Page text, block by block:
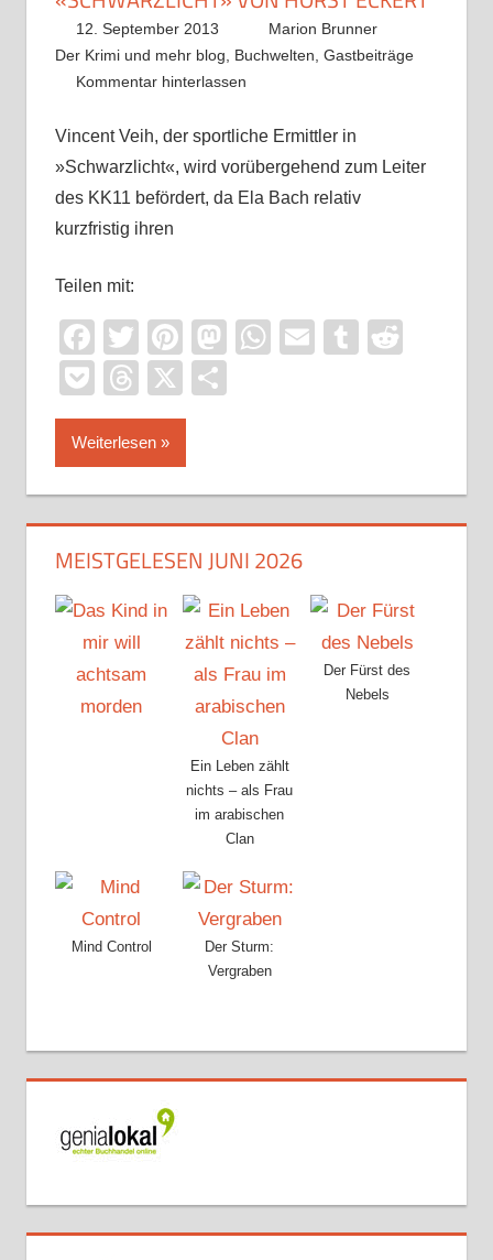
12. September 2013
Marion Brunner
Der Krimi und mehr blog
Buchwelten Gastbeiträge
Kommentar hinterlassen
Vincent Veih, der sportliche Ermittler in
»Schwarzlicht«, wird vorübergehend zum Leiter
des KK11 befördert, da Ela Bach relativ
kurzfristig ihren
Teilen mit:
Facebook
TwitterPinterest
Mastodon
WhatsApp
EmailTumblr
PocketThreads
X
Weiterlesen
MEISTGELESEN JUNI 2026
Ein Leben zählt
nichts – als Frau
im arabischen
Clan
Der Fürst des
Nebels
Mind Control
Der Sturm:
Vergraben